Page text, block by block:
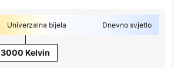
Univerzalna bijela Dnevno svjetlo
3000 Kelvin